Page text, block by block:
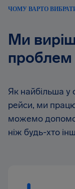
ЧОМУ ВАРТО ВИБРАТИ
Ми
проблем
Як найбільша у
рейси, ми
можемо
ніж будь-хто